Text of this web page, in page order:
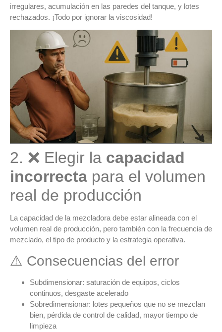
irregulares, acumulación en las paredes del tanque, y lotes
rechazados. ¡Todo por ignorar la viscosidad!
2. ❌ Elegir la capacidad
incorrecta para el volumen
real de producción
La capacidad de la mezcladora debe estar alineada con el
volumen real de producción, pero también con la frecuencia de
mezclado, el tipo de producto y la estrategia operativa.
⚠️ Consecuencias del error
Subdimensionar: saturación de equipos, ciclos
continuos, desgaste acelerado
Sobredimensionar: lotes pequeños que no se mezclan
bien, pérdida de control de calidad, mayor tiempo de
limpieza